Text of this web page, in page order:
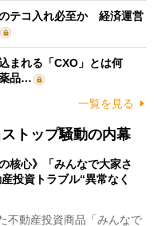
テコ入れ必至か 経済運営
まれる「CXO」とは何
品…
一覧を見る
トップ騒動の内幕
核心》「みんなで大家さ
投資トラブル“異常なく
不動産投資商品「みんなで